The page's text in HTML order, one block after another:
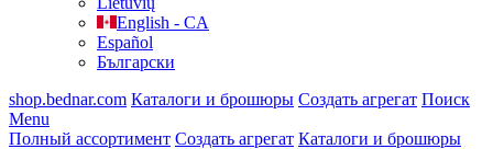
English - CA
Español
Български
shop.bednar.com Каталоги и брошюры Создать агрегат Поиск
Menu
Полный ассортимент Создать агрегат Каталоги и брошюры